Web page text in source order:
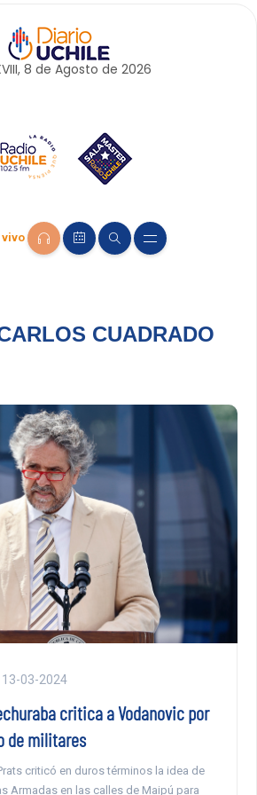
8 de Agosto de 2026
vivo
CUADRADO
13-03-2024
critica a Vodanovic por
de militares
criticó en duros términos la idea de
Armadas en las calles de Maipú para